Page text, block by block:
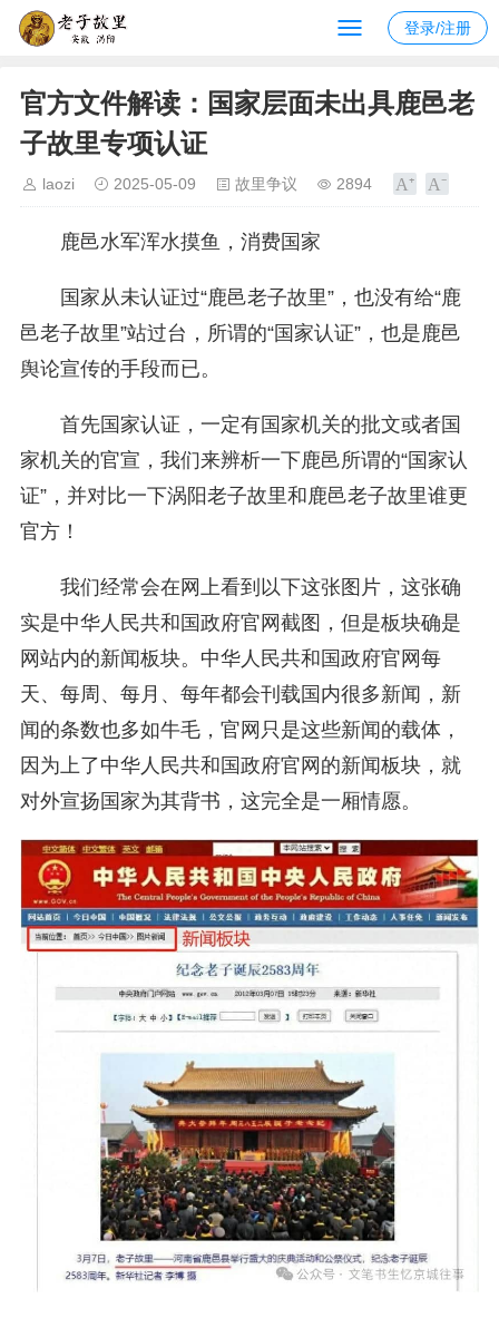
登录/注册
官方文件解读：国家层面未出具鹿邑老
子故里专项认证
laozi 2025-05-09 故里争议 2894
鹿邑水军浑水摸鱼，消费国家
国家从未认证过“鹿邑老子故里”，也没有给“鹿
邑老子故里”站过台，所谓的“国家认证”，也是鹿邑
舆论宣传的手段而已。
首先国家认证，一定有国家机关的批文或者国
家机关的官宣，我们来辨析一下鹿邑所谓的“国家认
证”，并对比一下涡阳老子故里和鹿邑老子故里谁更
官方！
我们经常会在网上看到以下这张图片，这张确
实是中华人民共和国政府官网截图，但是板块确是
网站内的新闻板块。中华人民共和国政府官网每
天、每周、每月、每年都会刊载国内很多新闻，新
闻的条数也多如牛毛，官网只是这些新闻的载体，
因为上了中华人民共和国政府官网的新闻板块，就
对外宣扬国家为其背书，这完全是一厢情愿。